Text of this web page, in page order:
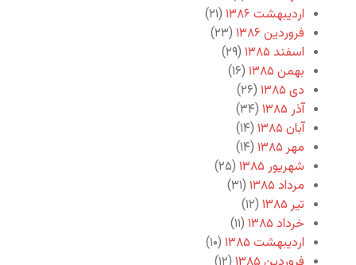
اردیبهشت ۱۳۸۶
(۲۱)
فروردین ۱۳۸۶
(۲۳)
اسفند ۱۳۸۵
(۲۹)
بهمن ۱۳۸۵
(۱۶)
دی ۱۳۸۵
(۲۶)
آذر ۱۳۸۵
(۳۴)
آبان ۱۳۸۵
(۱۴)
مهر ۱۳۸۵
(۱۴)
شهریور ۱۳۸۵
(۲۵)
مرداد ۱۳۸۵
(۳۱)
تیر ۱۳۸۵
(۱۲)
خرداد ۱۳۸۵
(۱۱)
اردیبهشت ۱۳۸۵
(۱۰)